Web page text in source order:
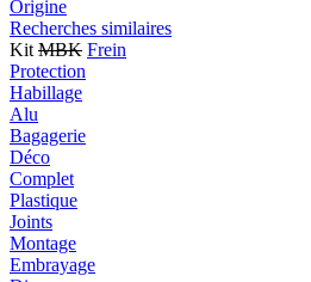
Origine
Recherches similaires
Kit MBK Frein
Protection
Habillage
Alu
Bagagerie
Déco
Complet
Plastique
Joints
Montage
Embrayage